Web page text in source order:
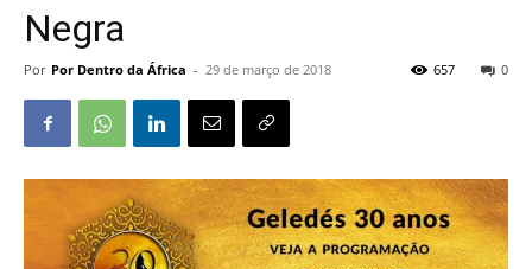
Negra
Por Por Dentro da África - 29 de março de 2018 0
657